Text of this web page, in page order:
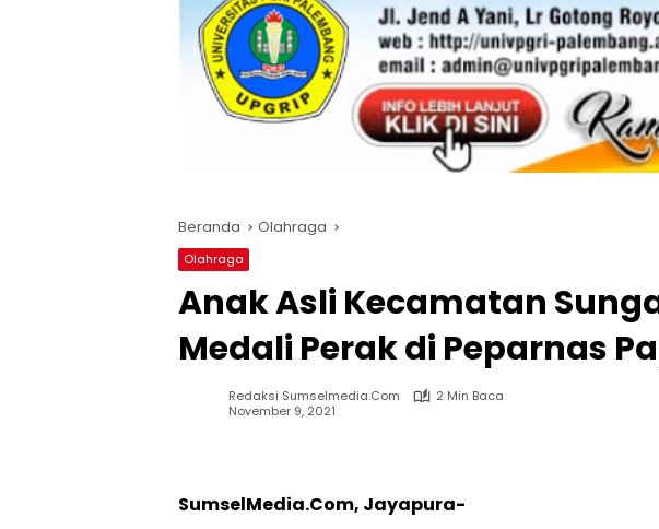
Beranda Olahraga
Olahraga
Anak Asli Kecamatan
Medali Perak di Peparnas
Redaksi Sumselmedia.com
2 Min Baca
November 9, 2021
SumselMedia.Com, Jayapura-